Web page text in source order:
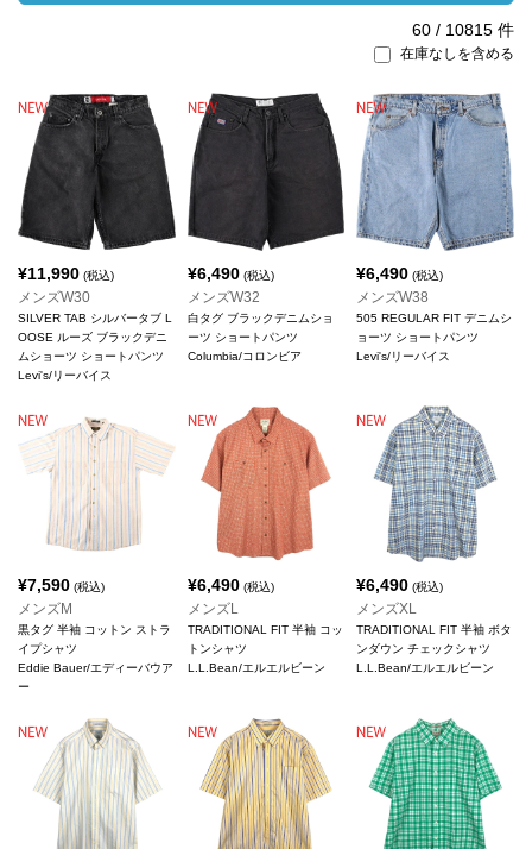
60 / 10815 件
在庫なしを含める
¥11,990 (税込)
メンズW30
SILVER TAB シルバータブ L
OOSE ルーズ ブラックデニ
ムショーツ ショートパンツ
Levi's/リーバイス
¥6,490(税込)
メンズW32
白タグ ブラックデニムショ
ーツ ショートパンツ
Columbia/コロンビア
¥6,490 (税込)
メンズW38
505 REGULAR FIT デニムシ
ョーツ ショートパンツ
Levi's/リーバイス
¥7,590 (税込)
メンズM
黒タグ 半袖 コットン ストラ
イプシャツ
Eddie Bauer/エディーバウア
ー
¥6,490(税込)
メンズL
TRADITIONAL FIT 半袖 コッ
トンシャツ
L.L.Bean/エルエルビーン
¥6,490 (税込)
メンズXL
TRADITIONAL FIT 半袖 ボタ
ンダウン チェックシャツ
L.L.Bean/エルエルビーン